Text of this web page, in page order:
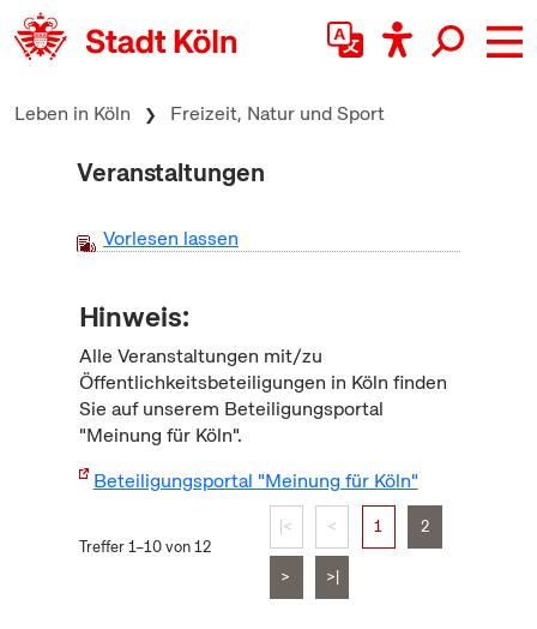
zum Inhalt springen
Leben in Köln Freizeit, Natur und Sport
Veranstaltungen
Vorlesen lassen
Hinweis:
Alle Veranstaltungen mit/zu
Öffentlichkeitsbeteiligungen in Köln finden
Sie auf unserem Beteiligungsportal
"Meinung für Köln".
Beteiligungsportal "Meinung für Köln"
Treffer 1–10 von 12
|< < 1 2
> >|